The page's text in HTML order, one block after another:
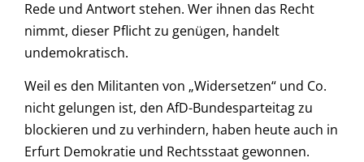
Rede und Antwort stehen. Wer ihnen das Recht
nimmt, dieser Pflicht zu genügen, handelt
undemokratisch.
Weil es den Militanten von „Widersetzen“ und Co.
nicht gelungen ist, den AfD-Bundesparteitag zu
blockieren und zu verhindern, haben heute auch in
Erfurt Demokratie und Rechtsstaat gewonnen.